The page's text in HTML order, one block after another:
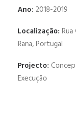
Ano: 2018-2019
Localização:
Rana, Portugal
Projecto:
Execução